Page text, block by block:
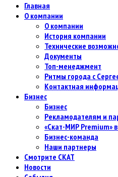
Главная
О компании
О компании
История компании
Технические
Документы
Топ-менеджмент
Ритмы города с
Контактная
Бизнес
Бизнес
Рекламодателям и
«Скат-МИР Premium»
Бизнес-команда
Наши партнеры
Смотрите СКАТ
Новости